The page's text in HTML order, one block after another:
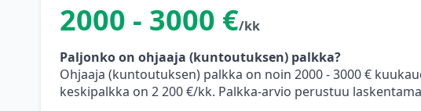
2000 - 3000 €/kk
Paljonko on ohjaaja (kuntoutuksen) palkka?
Ohjaaja (kuntoutuksen) palkka on noin 2000 - 3000 €
keskipalkka on 2 200 €/kk. Palkka-arvio perustuu